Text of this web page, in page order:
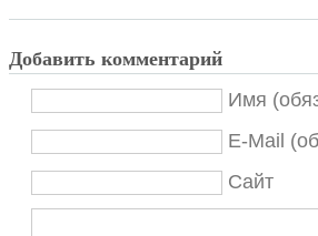
Добавить комментарий
Имя
E-Mail
Сайт